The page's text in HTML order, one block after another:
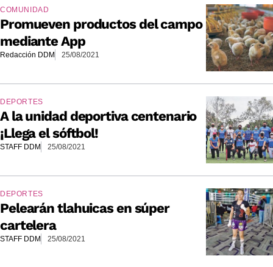
COMUNIDAD
Promueven productos del campo
mediante App
Redacción DDM 25/08/2021
DEPORTES
A la unidad deportiva centenario
¡Llega el sóftbol!
STAFF DDM 25/08/2021
DEPORTES
Pelearán tlahuicas en súper
cartelera
STAFF DDM 25/08/2021